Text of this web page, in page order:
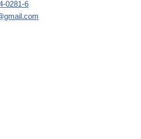
0281-6